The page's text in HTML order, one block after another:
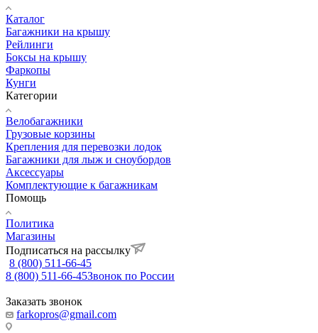
Каталог
Багажники на крышу
Рейлинги
Боксы на крышу
Фаркопы
Кунги
Категории
Велобагажники
Грузовые корзины
Крепления для перевозки лодок
Багажники для лыж и сноубордов
Аксессуары
Комплектующие к багажникам
Помощь
Политика
Магазины
Подписаться на рассылку
8 (800) 511-66-45
8 (800) 511-66-45Звонок по России
Заказать звонок
farkopros@gmail.com